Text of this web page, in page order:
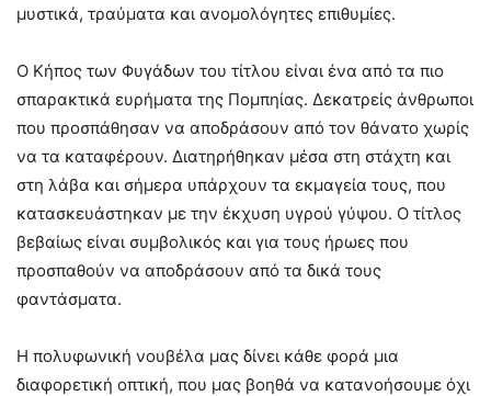
μυστικά, τραύματα και ανομολόγητες επιθυμίες.
Ο Κήπος των Φυγάδων του τίτλου είναι ένα από τα πιο
σπαρακτικά ευρήματα της Πομπηίας. Δεκατρείς άνθρωποι
που προσπάθησαν να αποδράσουν από τον θάνατο χωρίς
να τα καταφέρουν. Διατηρήθηκαν μέσα στη στάχτη και
στη λάβα και σήμερα υπάρχουν τα εκμαγεία τους, που
κατασκευάστηκαν με την έκχυση υγρού γύψου. Ο τίτλος
βεβαίως είναι συμβολικός και για τους ήρωες που
προσπαθούν να αποδράσουν από τα δικά τους
φαντάσματα.
Η πολυφωνική νουβέλα μας δίνει κάθε φορά μια
διαφορετική οπτική, που μας βοηθά να κατανοήσουμε όχι